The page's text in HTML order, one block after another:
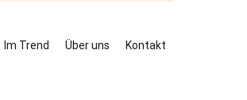
Im Trend Über uns Kontakt